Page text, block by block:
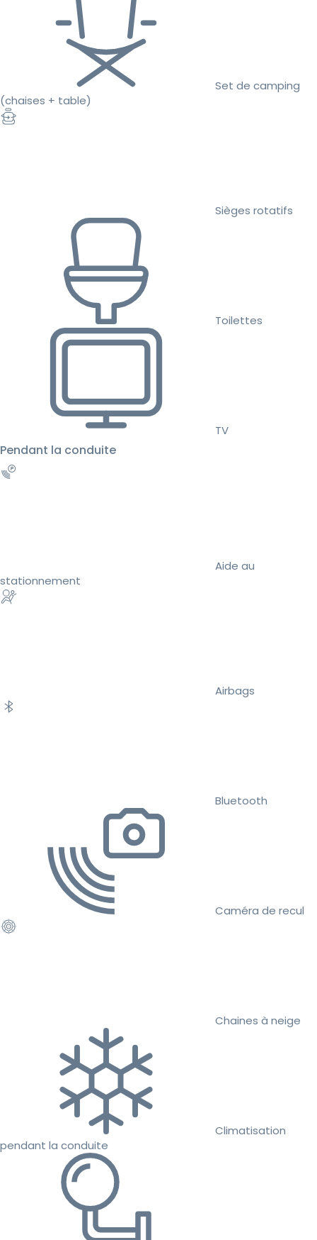
Set de camping
(chaises + table)
Sièges rotatifs
Toilettes
TV
Pendant la conduite
Aide au
stationnement
Airbags
Bluetooth
Caméra de recul
Chaines à neige
Climatisation
pendant la conduite